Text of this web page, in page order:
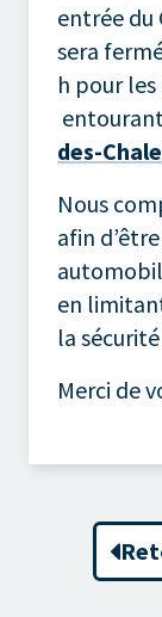
entrée du
sera
h pour
des-
Nous
afin
en
la
Merci de